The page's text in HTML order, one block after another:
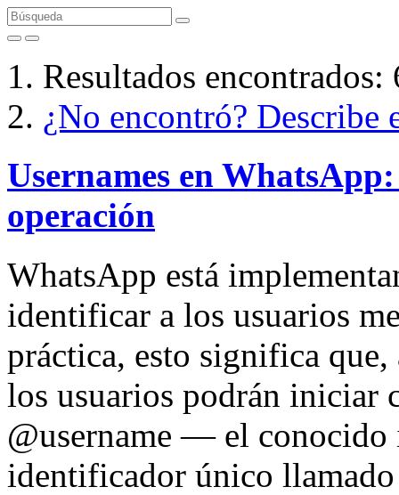
Resultados encontrados:
¿No encontró?
Usernames en
operación
WhatsApp está
identificar a los usuarios
práctica, esto significa
los usuarios podrán iniciar
@username — el
identificador único